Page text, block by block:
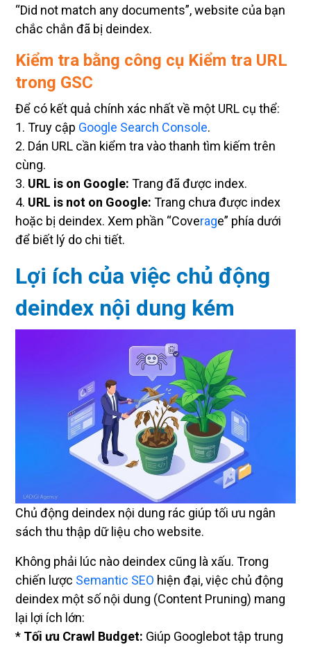
“Did not match any documents”, website của bạn
chắc chắn đã bị deindex.
Kiểm tra bằng công cụ Kiểm tra URL
trong GSC
Để có kết quả chính xác nhất về một URL cụ thể:
1. Truy cập Google Search Console.
2. Dán URL cần kiểm tra vào thanh tìm kiếm trên
cùng.
3. URL is on Google: Trang đã được index.
4. URL is not on Google: Trang chưa được index
hoặc bị deindex. Xem phần “Coverage” phía dưới
để biết lý do chi tiết.
Lợi ích của việc chủ động
deindex nội dung kém
Chủ động deindex nội dung rác giúp tối ưu ngân
sách thu thập dữ liệu cho website.
Không phải lúc nào deindex cũng là xấu. Trong
chiến lược Semantic SEO hiện đại, việc chủ động
deindex một số nội dung (Content Pruning) mang
lại lợi ích lớn:
* Tối ưu Crawl Budget: Giúp Googlebot tập trung